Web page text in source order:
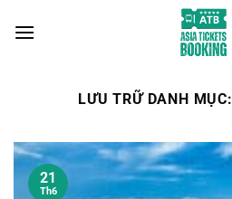
đến
LƯU TRỮ DANH MỤC:
21
Th6